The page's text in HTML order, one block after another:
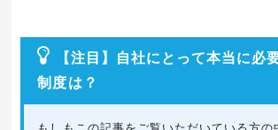
【注目】自社にとって本当に必
制度は？